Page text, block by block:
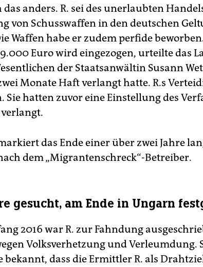
das anders. R. sei des unerlaubten
von Schusswaffen in den deutschen
Waffen habe er zudem perfide
Euro wird eingezogen, urteilte das
der Staatsanwältin Susann
Monate Haft verlangt hatte. R.s
Sie hatten zuvor eine Einstellung des
das Ende einer über zwei Jahre
dem „Migrantenschreck“-Betreiber.
gesucht, am Ende in Ungarn
2016 war R. zur Fahndung
Volksverhetzung und Verleumdung.
bekannt, dass die Ermittler R. als